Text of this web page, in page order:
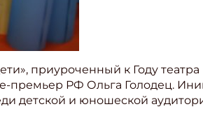
приуроченный к Году театра
премьер РФ Ольга Голодец.
детской и юношеской